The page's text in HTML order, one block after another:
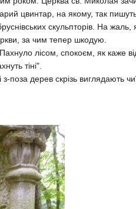
цвинтар, на якому, так
скульпторів. На
за чим тепер шкодую.
Пахнуло лісом, спокоєм, як каже
тіні".
поза дерев скрізь виглядають